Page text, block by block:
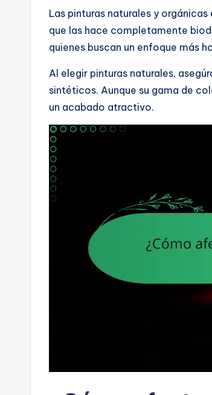
Las pinturas naturales y
que las hace completamente
quienes buscan un enfoque más
Al elegir pinturas naturales,
sintéticos. Aunque su gama de
un acabado atractivo.